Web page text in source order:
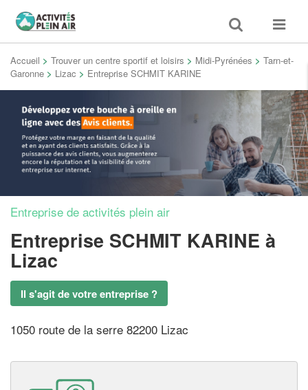
Toggle
search
Toggle
Accueil > Trouver un centre sportif et loisirs > Midi-Pyrénées > Tarn-et-
Garonne > Lizac > Entreprise SCHMIT KARINE
Entreprise de activités plein air
Entreprise SCHMIT KARINE à
Lizac
Il s'agit de votre entreprise ?
1050 route de la serre 82200 Lizac